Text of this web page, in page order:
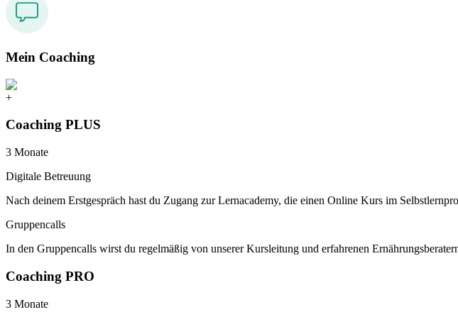
Mein Coaching
+
Coaching PLUS
3 Monate
Digitale Betreuung
Nach deinem Erstgespräch hast du Zugang zur Lernacademy, die einen Online Kurs im
Gruppencalls
In den Gruppencalls wirst du regelmäßig von unserer Kursleitung und erfahrenen
Coaching PRO
3 Monate